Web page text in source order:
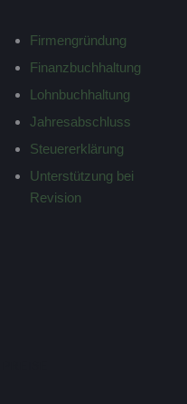
Firmengründung
Finanzbuchhaltung
Lohnbuchhaltung
Jahresabschluss
Steuererklärung
Unterstützung bei
Revision